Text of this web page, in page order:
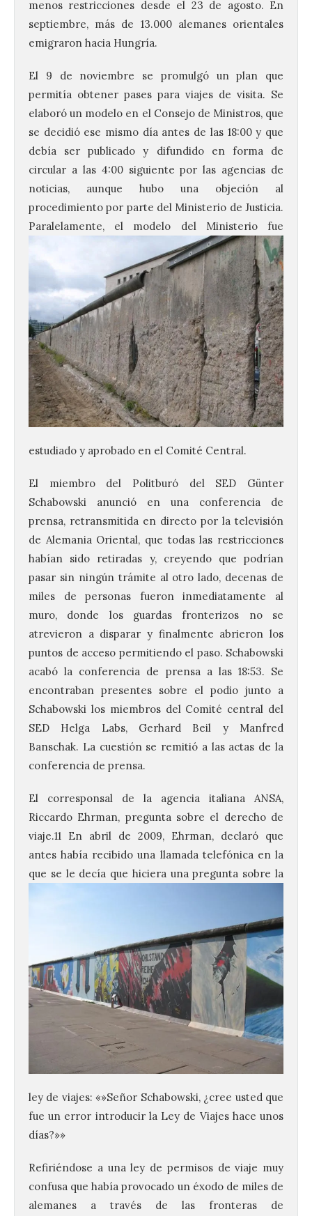
menos restricciones desde el 23 de agosto. En
septiembre, más de 13.000 alemanes orientales
emigraron hacia Hungría.
El 9 de noviembre se promulgó un plan que
permitía obtener pases para viajes de visita. Se
elaboró un modelo en el Consejo de Ministros, que
se decidió ese mismo día antes de las 18:00 y que
debía ser publicado y difundido en forma de
circular a las 4:00 siguiente por las agencias de
noticias, aunque hubo una objeción al
procedimiento por parte del Ministerio de Justicia.
Paralelamente, el modelo del Ministerio fue
estudiado y aprobado en el Comité Central.
El miembro del Politburó del SED Günter
Schabowski anunció en una conferencia de
prensa, retransmitida en directo por la televisión
de Alemania Oriental, que todas las restricciones
habían sido retiradas y, creyendo que podrían
pasar sin ningún trámite al otro lado, decenas de
miles de personas fueron inmediatamente al
muro, donde los guardas fronterizos no se
atrevieron a disparar y finalmente abrieron los
puntos de acceso permitiendo el paso. Schabowski
acabó la conferencia de prensa a las 18:53. Se
encontraban presentes sobre el podio junto a
Schabowski los miembros del Comité central del
SED Helga Labs, Gerhard Beil y Manfred
Banschak. La cuestión se remitió a las actas de la
conferencia de prensa.
El corresponsal de la agencia italiana ANSA,
Riccardo Ehrman, pregunta sobre el derecho de
viaje.11 En abril de 2009, Ehrman, declaró que
antes había recibido una llamada telefónica en la
que se le decía que hiciera unapregunta sobre la
ley de viajes: «»Señor Schabowski, ¿cree usted que
fue un error introducir la Ley de Viajes hace unos
días?»»
Refiriéndose a una ley de permisos de viaje muy
confusa que había provocado un éxodo de miles de
alemanes a través de las fronteras de